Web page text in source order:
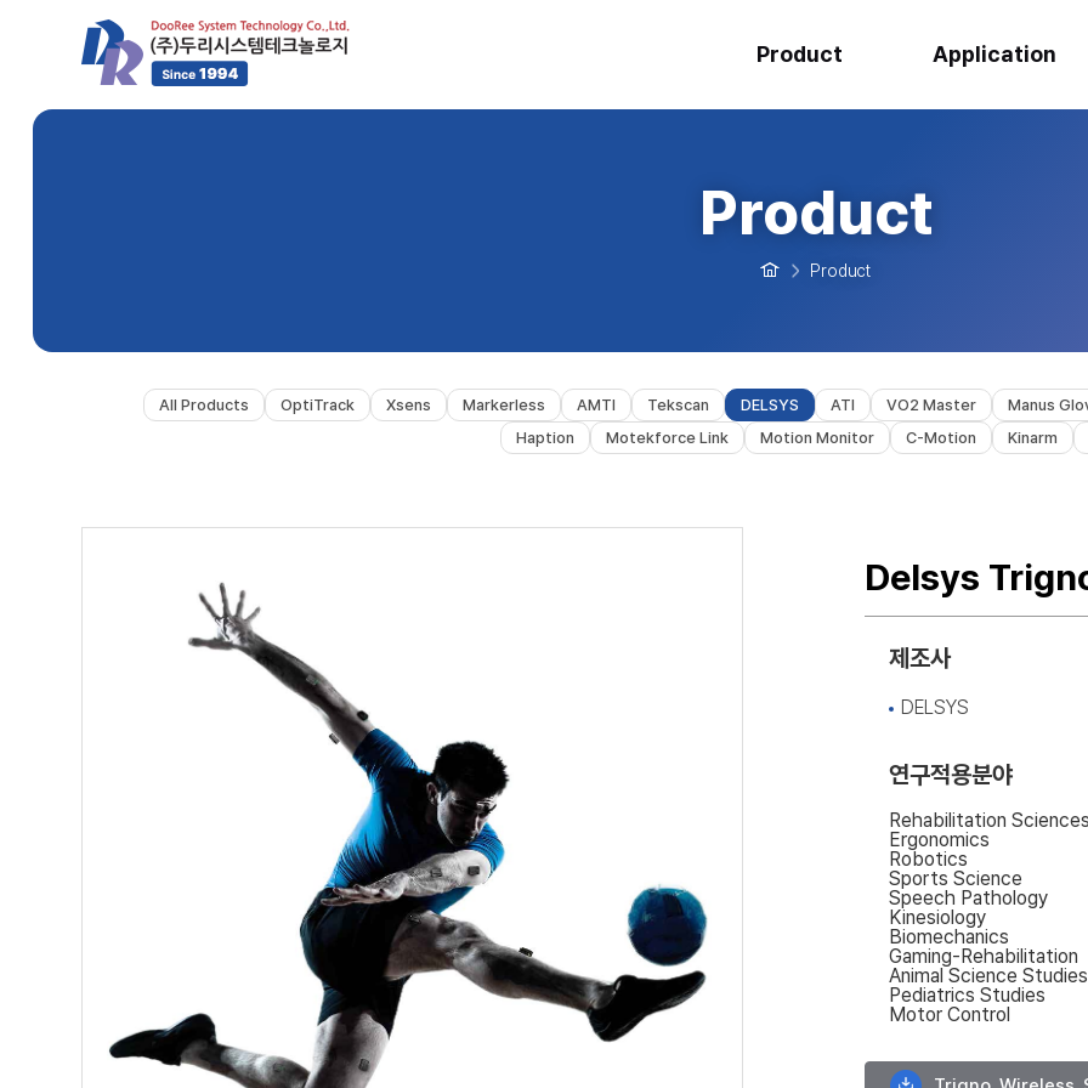
Product Application
Product
Product
All Products OptiTrack Xsens Markerless AMTI Tekscan DELSYS ATI VO2 Master Manus
Haption
Motekforce Link Motion Monitor C-Motion Kinarm
Delsys
제조사
DELSYS
연구적용분야
Rehabilitation Sciences
Ergonomics
Robotics
Sports Science
Speech Pathology
Kinesiology
Biomechanics
Gaming-Rehabilitation
Animal Science Studies
Pediatrics Studies
Motor Control